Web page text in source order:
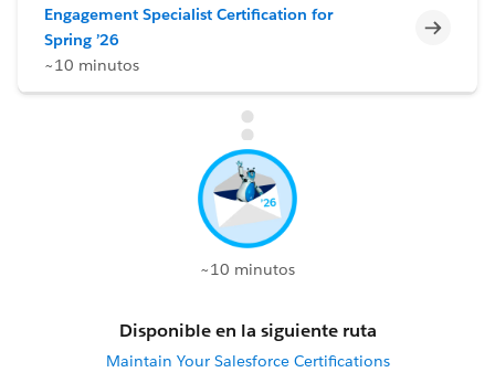
Engagement Specialist Certification for
Spring ’26
~10 minutos
~10 minutos
Disponible en la siguiente ruta
Maintain Your Salesforce Certifications